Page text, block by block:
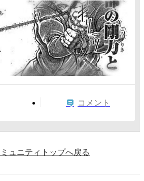
コメント
ュニティトップへ戻る